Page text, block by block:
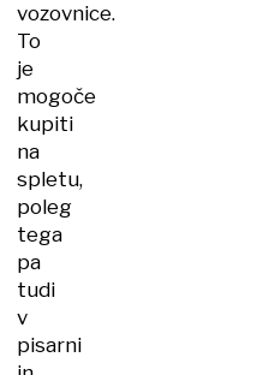
vozovnice.
To
je
mogoče
kupiti
na
spletu,
poleg
tega
pa
tudi
v
pisarni